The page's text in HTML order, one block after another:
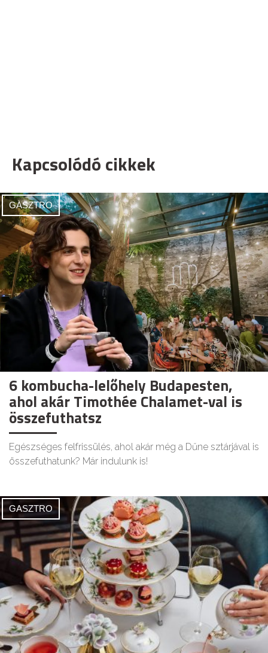
Kapcsolódó cikkek
GASZTRO
6 kombucha-lelőhely Budapesten,
ahol akár Timothée Chalamet-val is
összefuthatsz
Egészséges felfrissülés, ahol akár még a Dűne sztárjával is
összefuthatunk? Már indulunk is!
GASZTRO